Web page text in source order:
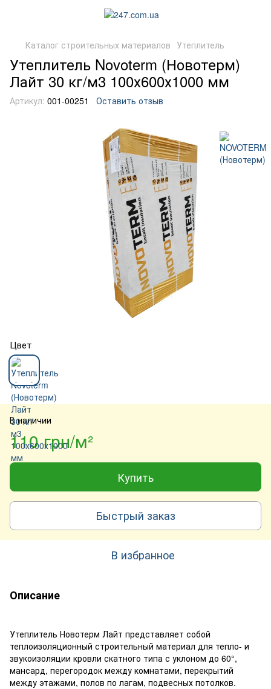
Каталог строительных материалов Утеплитель
Утеплитель Novoterm (Новотерм)
Лайт 30 кг/м3 100х600х1000 мм
Артикул: 001-00251 Оставить отзыв
Цвет
В наличии
110 грн/м²
Купить
Быстрый заказ
В избранное
Описание
Утеплитель Новотерм Лайт представляет собой
теплоизоляционный строительный материал для тепло- и
звукоизоляции кровли скатного типа с уклоном до 60°,
мансард, перегородок между комнатами, перекрытий
между этажами, полов по лагам, подвесных потолков.